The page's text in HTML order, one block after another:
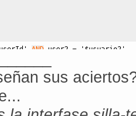
AND user2 =
'$usuario2'
DESC
;
sus